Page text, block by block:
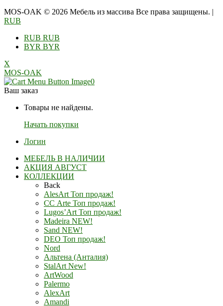
MOS-OAK © 2026 Мебель из массива Все права защищены. |
RUB
RUB RUB
BYR BYR
X
MOS-OAK
0
Ваш заказ
Товары не найдены.
Начать покупки
Логин
МЕБЕЛЬ В НАЛИЧИИ
АКЦИЯ АВГУСТ
КОЛЛЕКЦИИ
Back
AlesArt Топ продаж!
СС Arte Топ продаж!
Lugos’Art Топ продаж!
Madeira NEW!
Sand NEW!
DEO Топ продаж!
Nord
Альтена (Анталия)
StalArt New!
ArtWood
Palermo
AlexArt
Amandi